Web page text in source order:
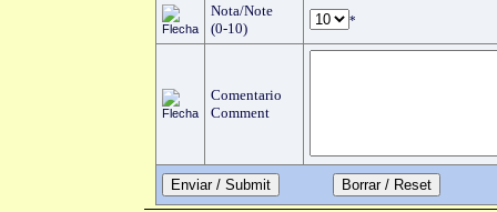
Nota/Note
(0-10)
*
Comentario
Comment
Enviar / Submit